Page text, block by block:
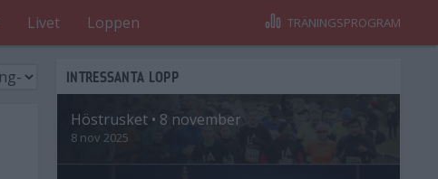
Livet Loppen TRÄNINGSPROGRAM
INTRESSANTA LOPP
Höstrusket • 8 november
8 nov 2025